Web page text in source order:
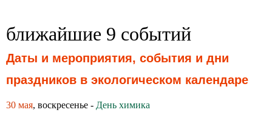
ближайшие 9 событий
Даты и мероприятия, события и дни
праздников в экологическом календаре
30 мая, воскресенье - День химика